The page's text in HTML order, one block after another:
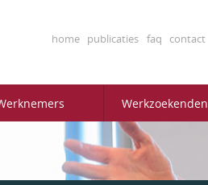
home publicaties faq contact
Werkzoekenden